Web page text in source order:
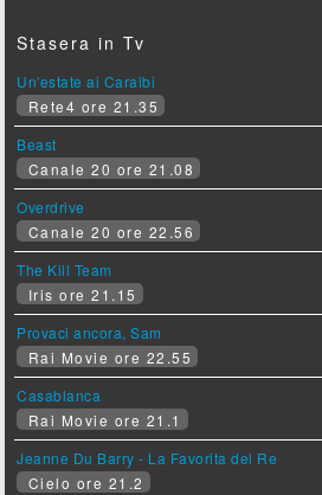
Stasera in Tv
Un'estate ai Caraibi
Rete4 ore 21.35
Beast
Canale 20 ore 21.08
Overdrive
Canale 20 ore 22.56
The Kill Team
Iris ore 21.15
Provaci ancora, Sam
Rai Movie ore 22.55
Casablanca
Rai Movie ore 21.1
Jeanne Du Barry - La Favorita del Re
Cielo ore 21.2